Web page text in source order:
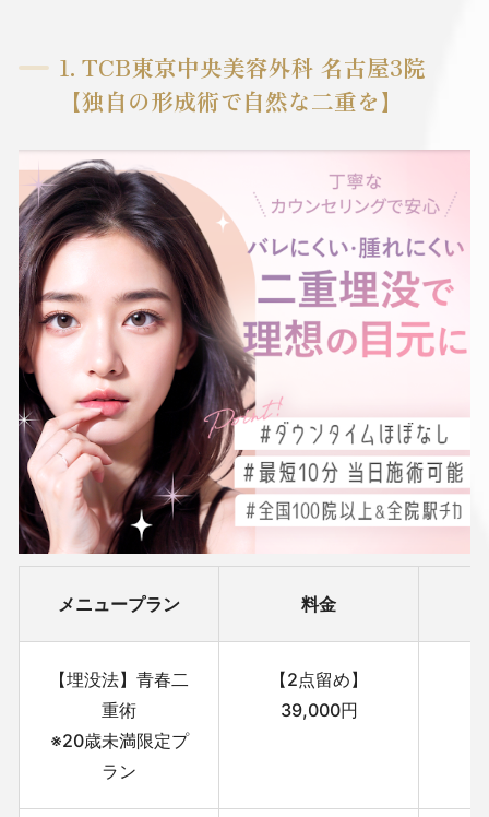
1. TCB東京中央美容外科 名古屋3院
【独自の形成術で自然な二重を】
メニュープラン 料金
【埋没法】青春二
重術
※20歳未満限定プ
ラン
【2点留め】
39,000円